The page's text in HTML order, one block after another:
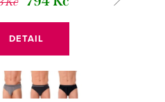
DETAIL